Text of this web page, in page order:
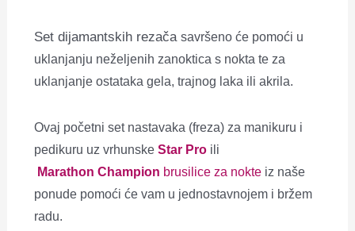
Set dijamantskih rezačasavršeno će pomoći u
uklanjanju neželjenih zanoktica s nokta te za
uklanjanje ostataka gela, trajnog laka ili akrila.
Ovaj početni set nastavaka (freza) za manikuru i
pedikuru uz vrhunskeStar Pro ili
Marathon Champion brusilice za nokte iz naše
ponude pomoći će vam u jednostavnojem i bržem
radu.